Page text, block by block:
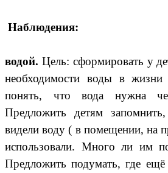
водой. Цель: сформировать у
необходимости воды в
понять, что вода нужна
Предложить детям
видели воду ( в помещении, на
использовали. Много ли им
Предложить подумать, где